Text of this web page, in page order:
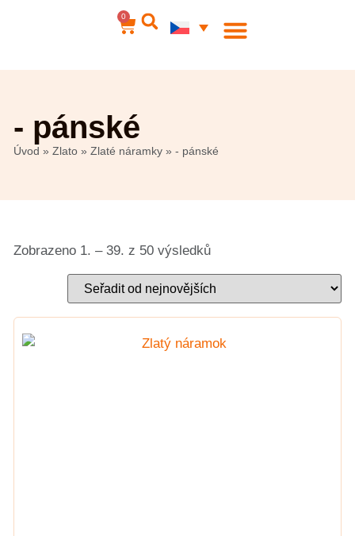
0
- pánské
Úvod » Zlato » Zlaté náramky » - pánské
Zobrazeno 1. – 39. z 50 výsledků